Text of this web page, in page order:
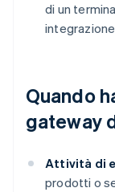
di un
Quando
gateway
Attività di
prodotti o